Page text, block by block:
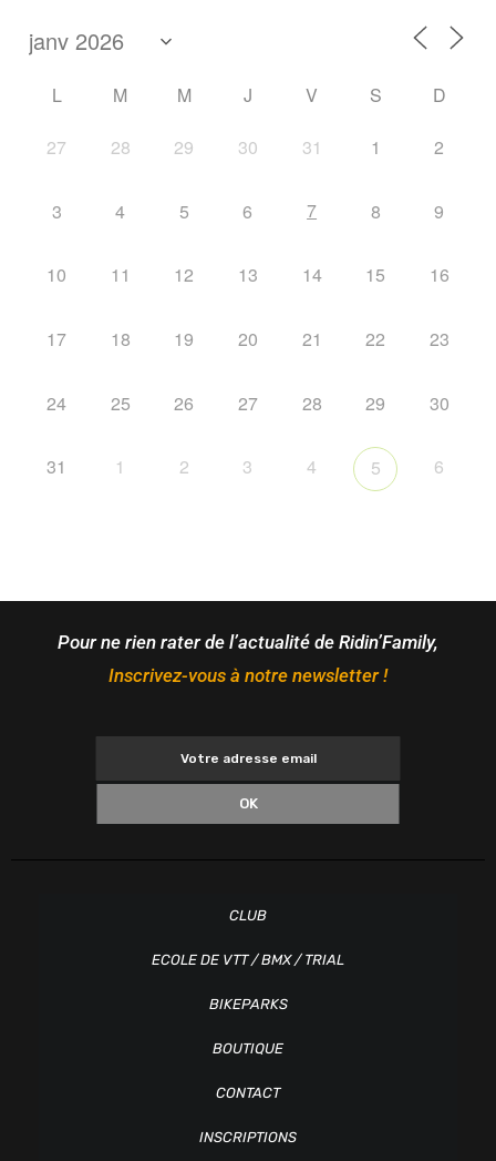
L M M J V S D
27 28 29 30 31 1 2
3 4 5 6 7 8 9
10 11 12 13 14 15 16
17 18 19 20 21 22 23
24 25 26 27 28 29 30
31 1 2 3 4 5 6
Pour ne rien rater de l’actualité de Ridin’Family,
Inscrivez-vous à notre newsletter !
OK
CLUB
ECOLE DE VTT / BMX / TRIAL
BIKEPARKS
BOUTIQUE
CONTACT
INSCRIPTIONS